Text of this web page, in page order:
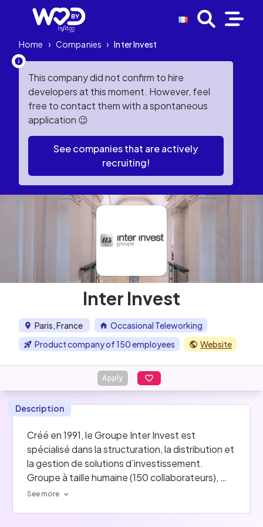
Home › Companies › Inter Invest
This company did not confirm to hire
developers at this moment. However, feel
free to contact them with a spontaneous
application 😉
See companies that are actively
recruiting!
Inter Invest
Paris, France
Occasional Teleworking
Product company of 150 employees
Website
Apply
Description
Créé en 1991, le Groupe Inter Invest est
spécialisé dans la structuration, la distribution et
la gestion de solutions d’investissement.
Groupe à taille humaine (150 collaborateurs),
Inter Invest propose à ses collaborateurs un
See more